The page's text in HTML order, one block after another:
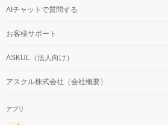
AIチャットで質問する
お客様サポート
ASKUL（法人向け）
アスクル株式会社（会社概要）
アプリ